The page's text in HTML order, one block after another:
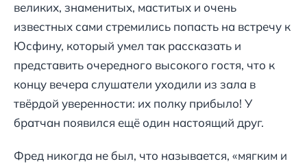
великих, знаменитых, маститых и очень
известных сами стремились попасть на встречу к
Юсфину, который умел так рассказать и
представить очередного высокого гостя, что к
концу вечера слушатели уходили из зала в
твёрдой уверенности: их полку прибыло! У
братчан появился ещё один настоящий друг.
Фред никогда не был, что называется, «мягким и